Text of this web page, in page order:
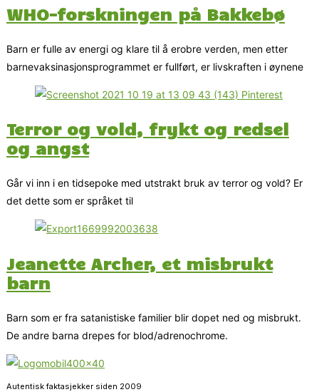
Barn er fulle av energi og klare til å erobre verden, men etter
barnevaksinasjonsprogrammet er fullført, er livskraften i øynene
Terror og vold, frykt og redsel
og angst
Går vi inn i en tidsepoke med utstrakt bruk av terror og vold? Er
det dette som er språket til
Jeanette Archer, et misbrukt
barn
Barn som er fra satanistiske familier blir dopet ned og misbrukt.
De andre barna drepes for blod/adrenochrome.
Autentisk faktasjekker siden 2009